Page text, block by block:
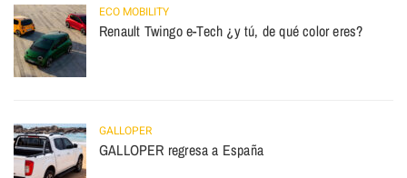
ECO MOBILITY
Renault Twingo e-Tech ¿y tú, de qué color eres?
GALLOPER
GALLOPER regresa a España